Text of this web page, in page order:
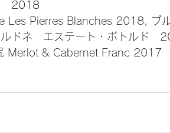
　2018
Les Pierres Blanches 2018, ブ
ドネ　エステート・ボトルド　
Merlot & Cabernet Franc 2017